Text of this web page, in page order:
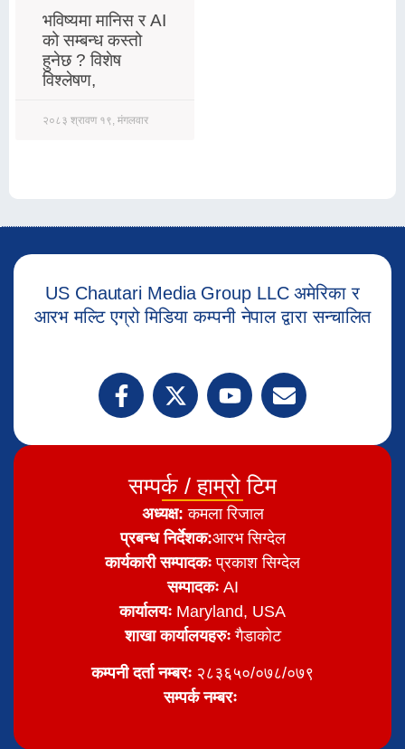
भविष्यमा मानिस र AI
को सम्बन्ध कस्तो
हुनेछ ? विशेष
विश्लेषण,
२०८३ श्रावण १९, मंगलवार
US Chautari Media Group LLC अमेरिका र
आरभ मल्टि एग्रो मिडिया कम्पनी नेपाल द्वारा सन्चालित
सम्पर्क / हाम्रो टिम
अध्यक्ष:कमला रिजाल
प्रबन्ध निर्देशक:आरभ सिग्देल
कार्यकारी सम्पादकः प्रकाश सिग्देल
सम्पादकःAI
कार्यालयः Maryland, USA
शाखा कार्यालयहरुःगैडाकोट
कम्पनी दर्ता नम्बरः २८३६५०/०७८/०७९
सम्पर्क नम्बरः